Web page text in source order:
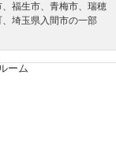
福生市、青梅市、瑞穂
埼玉県入間市の一部